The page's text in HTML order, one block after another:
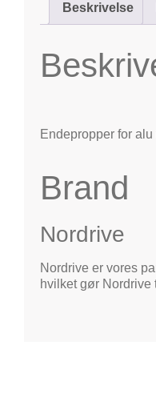
Beskrivelse
Endepropper for
Brand
Nordrive
Nordrive er vores
hvilket gør